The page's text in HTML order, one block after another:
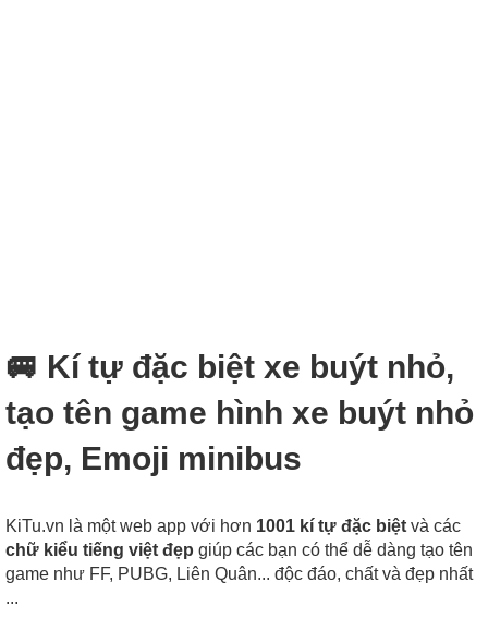
🚐 Kí tự đặc biệt xe buýt nhỏ,
tạo tên game hình xe buýt nhỏ
đẹp, Emoji minibus
KiTu.vn là một web app với hơn 1001 kí tự đặc biệt và các
chữ kiểu tiếng việt đẹp giúp các bạn có thể dễ dàng tạo tên
game như FF, PUBG, Liên Quân... độc đáo, chất và đẹp nhất
...